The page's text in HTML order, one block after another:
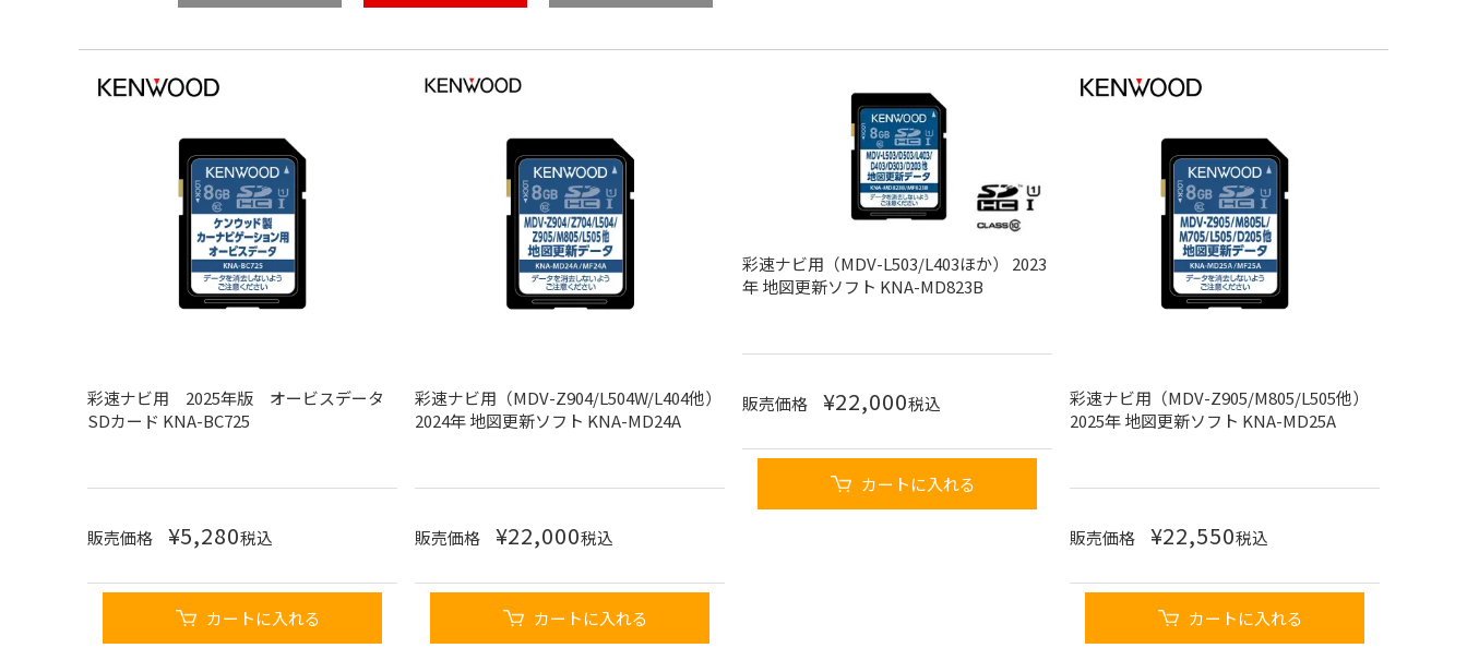
彩速ナビ用 2025年版 オービスデータ
SDカード KNA-BC725
販売価格 ¥5,280税込
カートに入れる
彩速ナビ用（MDV-Z904/L504W/L404他）
2024年 地図更新ソフト KNA-MD24A
販売価格 ¥22,000税込
カートに入れる
彩速ナビ用（MDV-L503/L403ほか） 2023
年 地図更新ソフト KNA-MD823B
販売価格 ¥22,000税込
カートに入れる
彩速ナビ用（MDV-Z905/M805/L505他）
2025年 地図更新ソフト KNA-MD25A
販売価格 ¥22,550税込
カートに入れる